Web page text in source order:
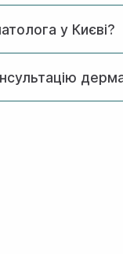
у Києві?